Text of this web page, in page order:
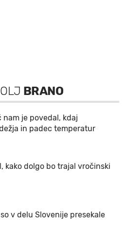
BRANO
nam je povedal, kdaj
in padec temperatur
kako dolgo bo trajal vročinski
v delu Slovenije presekale